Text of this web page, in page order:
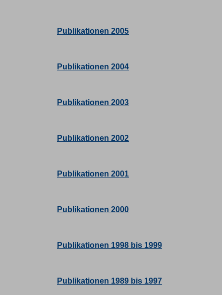
Publikationen 2005
Publikationen 2004
Publikationen 2003
Publikationen 2002
Publikationen 2001
Publikationen 2000
Publikationen 1998 bis 1999
Publikationen 1989 bis 1997